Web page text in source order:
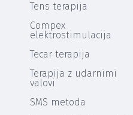
Tens terapija
Compex
elektrostimulacija
Tecar terapija
Terapija z udarnimi
valovi
SMS metoda